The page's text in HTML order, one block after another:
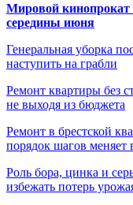
Мировой кинопрокат
середины июня
Генеральная уборка
наступить на грабли
Ремонт квартиры без
не выходя из бюджета
Ремонт в брестской
порядок шагов меняет
Роль бора, цинка и
избежать потерь